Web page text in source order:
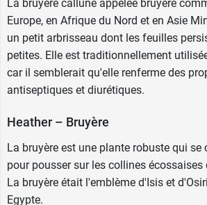
La bruyère callune appelée bruyère
Europe, en Afrique du Nord et en Asie
un petit arbrisseau dont les feuilles
petites. Elle est traditionnellement
car il semblerait qu'elle renferme des
antiseptiques et diurétiques.
Heather – Bruyère
La bruyère est une plante robuste qui se
pour pousser sur les collines écossaises
La bruyère était l'emblème d'Isis et
Egypte.